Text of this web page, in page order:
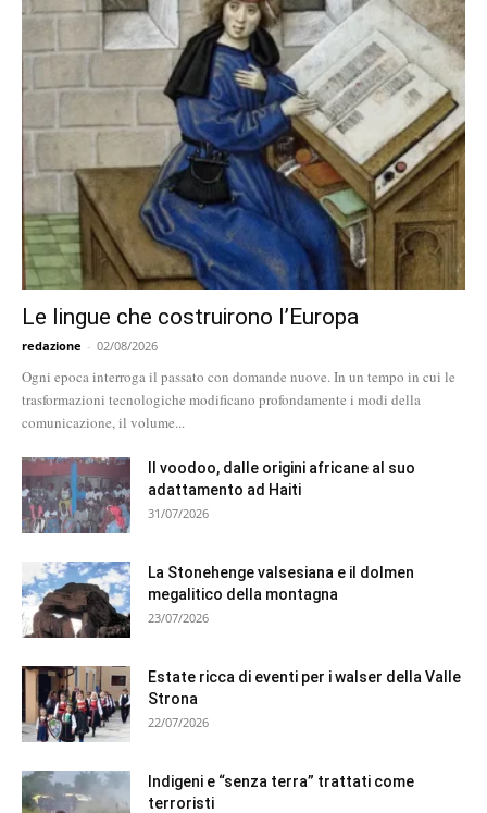
Le lingue che costruirono l’Europa
redazione - 02/08/2026
Ogni epoca interroga il passato con domande nuove. In un tempo in cui le
trasformazioni tecnologiche modificano profondamente i modi della
comunicazione, il volume...
Il voodoo, dalle origini africane al suo
adattamento ad Haiti
31/07/2026
La Stonehenge valsesiana e il dolmen
megalitico della montagna
23/07/2026
Estate ricca di eventi per i walser della Valle
Strona
22/07/2026
Indigeni e “senza terra” trattati come
terroristi